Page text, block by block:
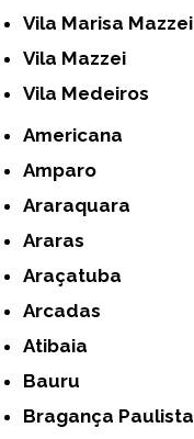
Vila Marisa Mazzei
Vila Mazzei
Vila Medeiros
Americana
Amparo
Araraquara
Araras
Araçatuba
Arcadas
Atibaia
Bauru
Bragança Paulista